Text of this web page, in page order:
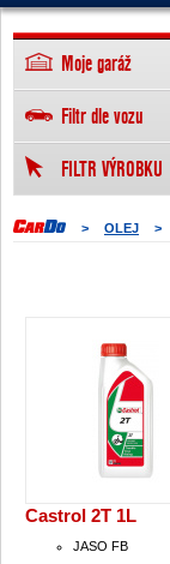
> OLEJ >
Castrol 2T 1L
JASO FB
Moje garáž
Filtr dle vozu
FILTR VÝROBKU